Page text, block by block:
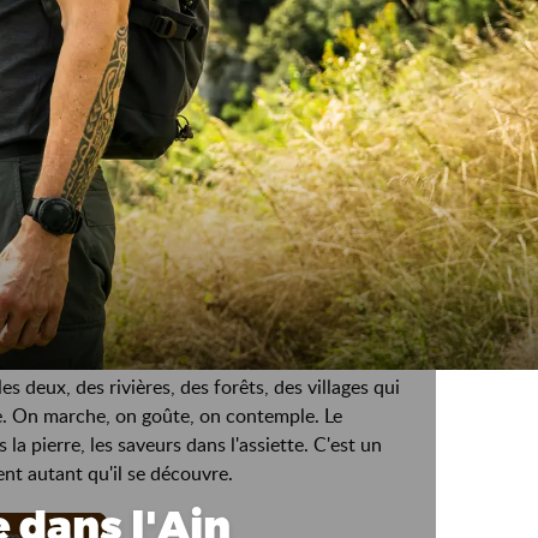
dans l'Ain
leur silhouette, les plaines ondulent
deux, des rivières, des forêts, des villages qui
marche, on goûte, on contemple. Le
la pierre, les saveurs dans l'assiette. C'est un
autant qu'il se découvre.